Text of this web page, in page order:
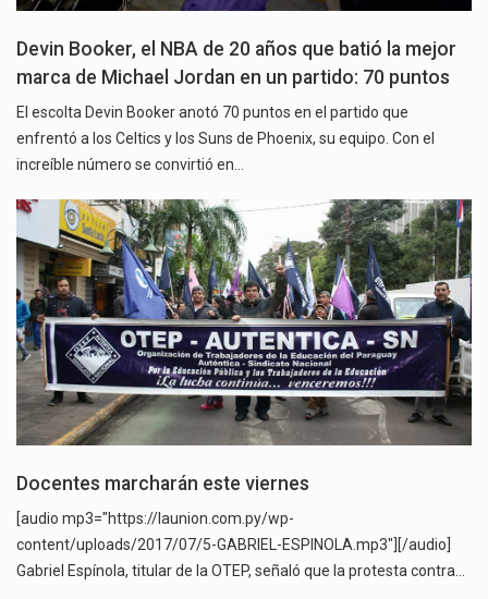
Devin Booker, el NBA de 20 años que batió la mejor
marca de Michael Jordan en un partido: 70 puntos
El escolta Devin Booker anotó 70 puntos en el partido que
enfrentó a los Celtics y los Suns de Phoenix, su equipo. Con el
increíble número se convirtió en…
Docentes marcharán este viernes
[audio mp3="https://launion.com.py/wp-
content/uploads/2017/07/5-GABRIEL-ESPINOLA.mp3"][/audio]
Gabriel Espínola, titular de la OTEP, señaló que la protesta contra…